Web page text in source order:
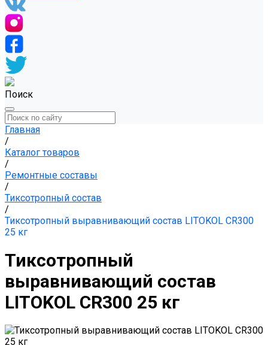
Поиск
Главная
/
Каталог товаров
/
Ремонтные составы
/
Тиксотропный состав
/
Тиксотропный выравнивающий состав LITOKOL CR300
25 кг
Тиксотропный
выравнивающий состав
LITOKOL CR300 25 кг